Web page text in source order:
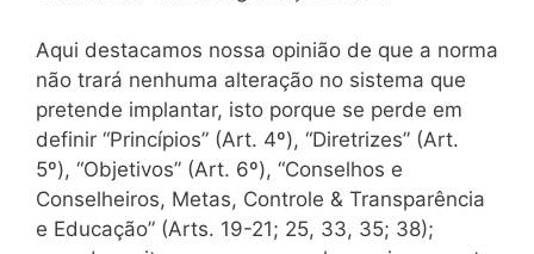
Aqui destacamos nossa opinião de que a norma
não trará nenhuma alteração no sistema que
pretende implantar, isto porque se perde em
definir “Princípios” (Art. 4º), “Diretrizes” (Art.
5º), “Objetivos” (Art. 6º), “Conselhos e
Conselheiros, Metas, Controle & Transparência
e Educação” (Arts. 19-21; 25, 33, 35; 38);